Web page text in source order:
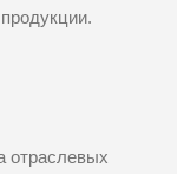
отраслевых